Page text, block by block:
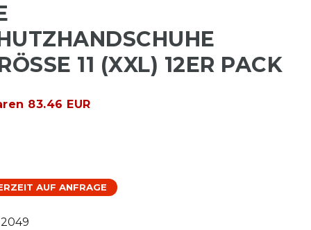
11 (XXL) 12ER PACK
83.46 EUR
AUF ANFRAGE